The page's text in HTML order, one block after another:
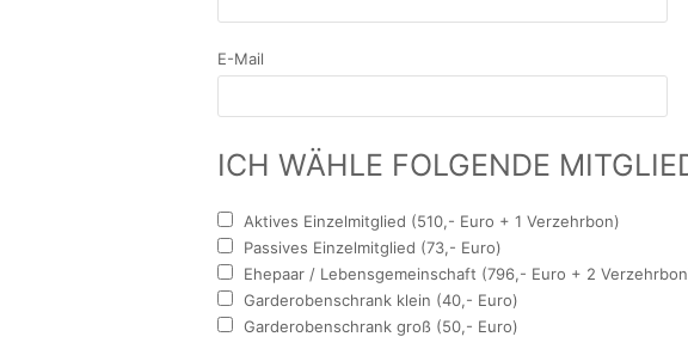
E-Mail
ICH WÄHLE FOLGENDE
Aktives Einzelmitglied (510,- Euro + 1 Verzehrbon)
Passives Einzelmitglied (73,- Euro)
Ehepaar / Lebensgemeinschaft (796,- Euro + 2
Garderobenschrank klein (40,- Euro)
Garderobenschrank groß (50,- Euro)